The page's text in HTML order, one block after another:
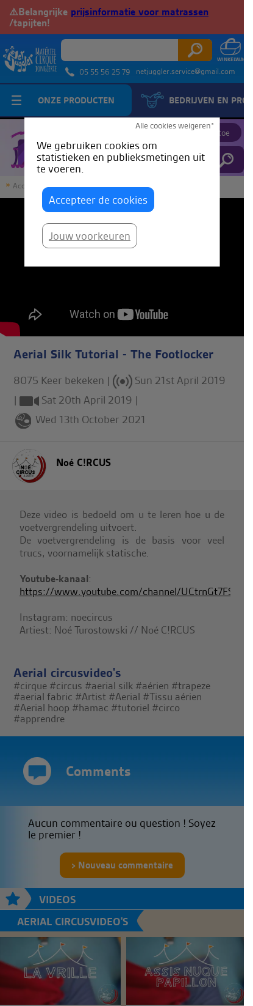
Alle cookies weigeren*
We gebruiken cookies om
statistieken en publieksmetingen uit
te voeren.
Accepteer de cookies
Jouw voorkeuren
⚠️Belangrijke prijsinformatie voor matrassen
/tapijten!
05 55 56 25 79 netjuggler.service@gmail.com
ONZE PRODUCTEN BEDRIJVEN EN
JuggleTube Voeg een video toe
Accueil JuggleTube Aerial Silk Tutorial - The Footlocker
Aerial Silk Tutorial - The Footlocker
8075 Keer bekeken |
Sun 21st April 2019
|
Sat 20th April 2019 |
Wed 13th October 2021
Noé C!RCUS
Deze video is bedoeld om u te leren hoe u de
voetvergrendeling uitvoert.
De voetvergrendeling is de basis voor veel
trucs, voornamelijk statische.
Youtube-kanaal:
https://www.youtube.com/channel/
Instagram: noecircus
Artiest: Noé Turostowski // Noé C!RCUS
Aerial circusvideo's
#cirque #circus #aerial silk #aérien #trapeze
#aerial fabric #Artist #Aerial #Tissu aérien
#Aerial hoop #hamac #tutoriel #circo
#apprendre
Comments
Aucun commentaire ou question ! Soyez
le premier !
Nouveau commentaire
VIDEOS
AERIAL CIRCUSVIDEO'S